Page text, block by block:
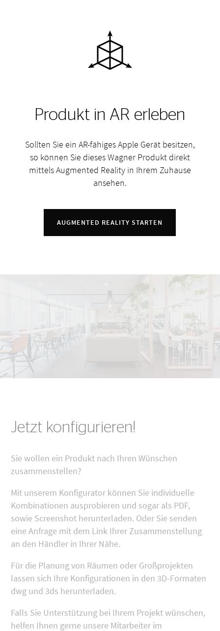
Produkt in AR erleben
Sollten Sie ein AR-fähiges Apple Gerät besitzen,
so können Sie dieses Wagner Produkt direkt
mittels Augmented Reality in Ihrem Zuhause
ansehen.
AUGMENTED REALITY STARTEN
Jetzt konfigurieren!
Sie wollen ein Produkt nach Ihren Wünschen
zusammenstellen?
Mit unserem Konfigurator können Sie individuelle
Kombinationen ausprobieren und sogar als PDF,
sowie Screenshot herunterladen. Oder Sie senden
eine Anfrage mit dem Link Ihrer Zusammenstellung
an den Händler in Ihrer Nähe.
Für die Planung von Räumen oder Großprojekten
lassen sich Ihre Konfigurationen in den 3D-Formaten
dwg und 3ds herunterladen.
Falls Sie Unterstützung bei Ihrem Projekt wünschen,
helfen Ihnen gerne unsere Mitarbeiter im